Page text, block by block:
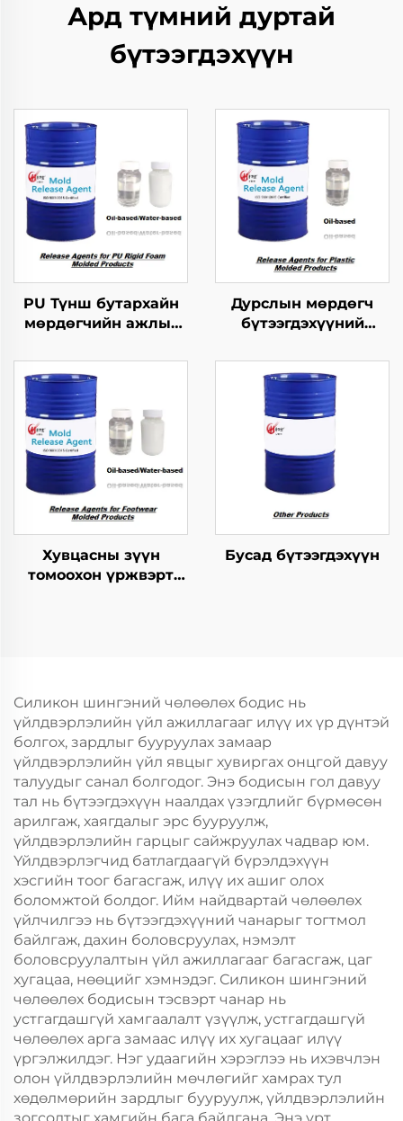
Ард түмний дуртай
бүтээгдэхүүн
PU Түнш бутархайн
мөрдөгчийн ажлыг
Дурслын мөрдөгч
бүтээгдэхүүний
Хувцасны зүүн
томоохон үржвэрт
Бусад бүтээгдэхүүн
Силикон шингэний чөлөөлөх бодис нь
үйлдвэрлэлийн үйл ажиллагааг илүү их үр дүнтэй
болгох, зардлыг бууруулах замаар
үйлдвэрлэлийн үйл явцыг хувиргах онцгой давуу
талуудыг санал болгодог. Энэ бодисын гол давуу
тал нь бүтээгдэхүүн наалдах үзэгдлийг бүрмөсөн
арилгаж, хаягдалыг эрс бууруулж,
үйлдвэрлэлийн гарцыг сайжруулах чадвар юм.
Үйлдвэрлэгчид батлагдаагүй бүрэлдэхүүн
хэсгийн тоог багасгаж, илүү их ашиг олох
боломжтой болдог. Ийм найдвартай чөлөөлөх
үйлчилгээ нь бүтээгдэхүүний чанарыг тогтмол
байлгаж, дахин боловсруулах, нэмэлт
боловсруулалтын үйл ажиллагааг багасгаж, цаг
хугацаа, нөөцийг хэмнэдэг. Силикон шингэний
чөлөөлөх бодисын тэсвэрт чанар нь
устгагдашгүй хамгаалалт үзүүлж, устгагдашгүй
чөлөөлөх арга замаас илүү их хугацааг илүү
үргэлжилдэг. Нэг удаагийн хэрэглээ нь ихэвчлэн
олон үйлдвэрлэлийн мөчлөгийг хамрах тул
хөдөлмөрийн зардлыг бууруулж, үйлдвэрлэлийн